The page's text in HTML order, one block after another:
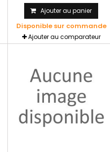
Ajouter au panier
Disponible sur commande
Ajouter au comparateur